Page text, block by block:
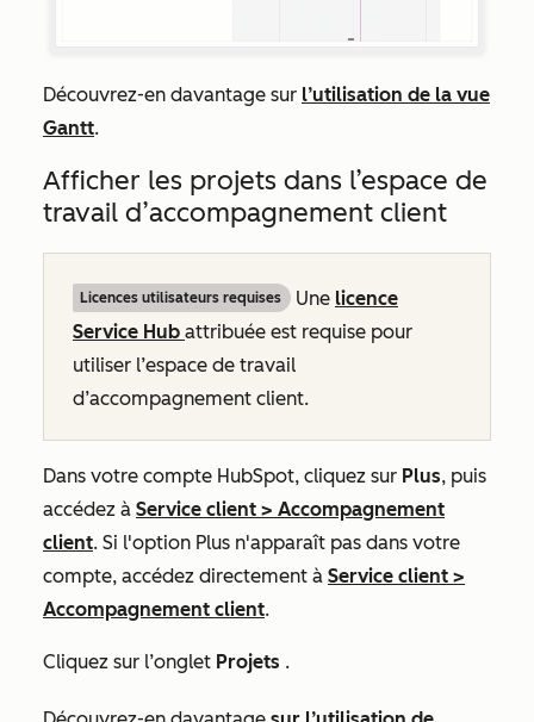
Découvrez-en davantage sur l’utilisation de la vue
Gantt.
Afficher les projets dans l’espace de
travail d’accompagnement client
Licences utilisateurs requises Une licence
Service Hub attribuée est requise pour
utiliser l’espace de travail
d’accompagnement client.
Dans votre compte HubSpot, cliquez sur Plus, puis
accédez à Service client > Accompagnement
client. Si l'option Plus n'apparaît pas dans votre
compte, accédez directement à Service client >
Accompagnement client.
Cliquez sur l’onglet Projets .